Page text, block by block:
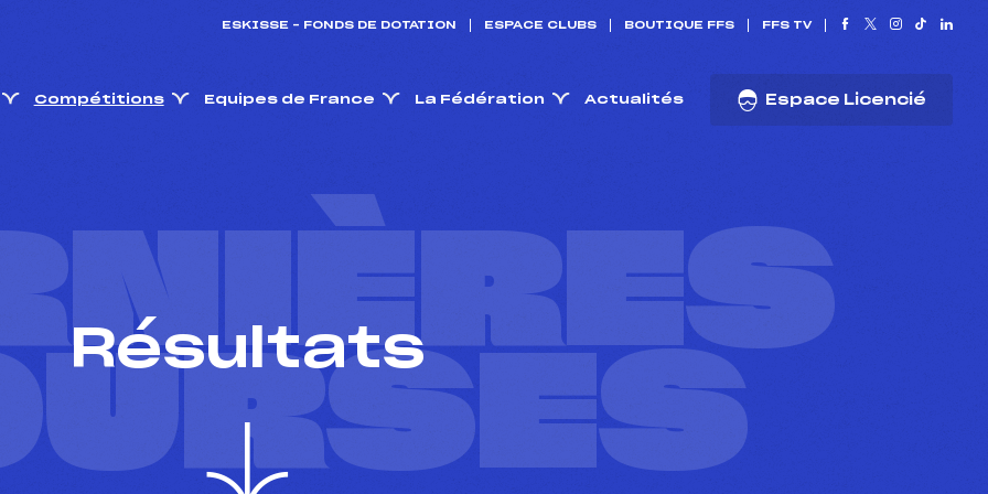
ESKISSE – FONDS DE DOTATION ESPACE CLUBS BOUTIQUE FFS FFS TV
Compétitions Equipes de France La Fédération Actualités Espace Licencié
Résultats